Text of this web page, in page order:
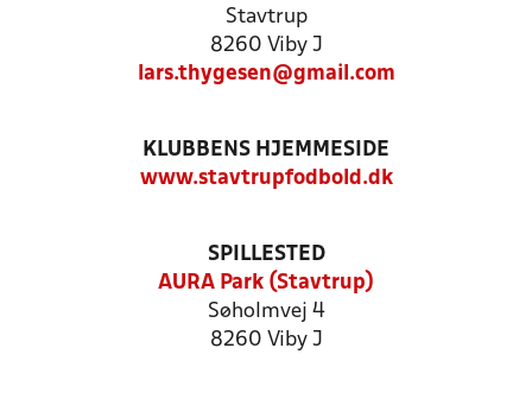
Stavtrup
8260 Viby J
lars.thygesen@gmail.com
KLUBBENS HJEMMESIDE
www.stavtrupfodbold.dk
SPILLESTED
AURA Park (Stavtrup)
Søholmvej 4
8260 Viby J